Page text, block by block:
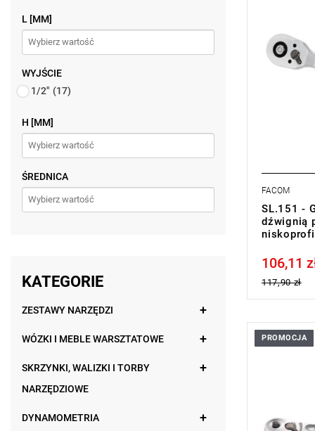
L [MM]
WYJŚCIE
1/2" (17)
H [MM]
ŚREDNICA
KATEGORIE
ZESTAWY NARZĘDZI
WÓZKI I MEBLE WARSZTATOWE
SKRZYNKI, WALIZKI I TORBY
NARZĘDZIOWE
DYNAMOMETRIA
•
FACOM
SL.151 -
dźwignią
Price tax
106,11
117,90 zł
-
PROMOCJA